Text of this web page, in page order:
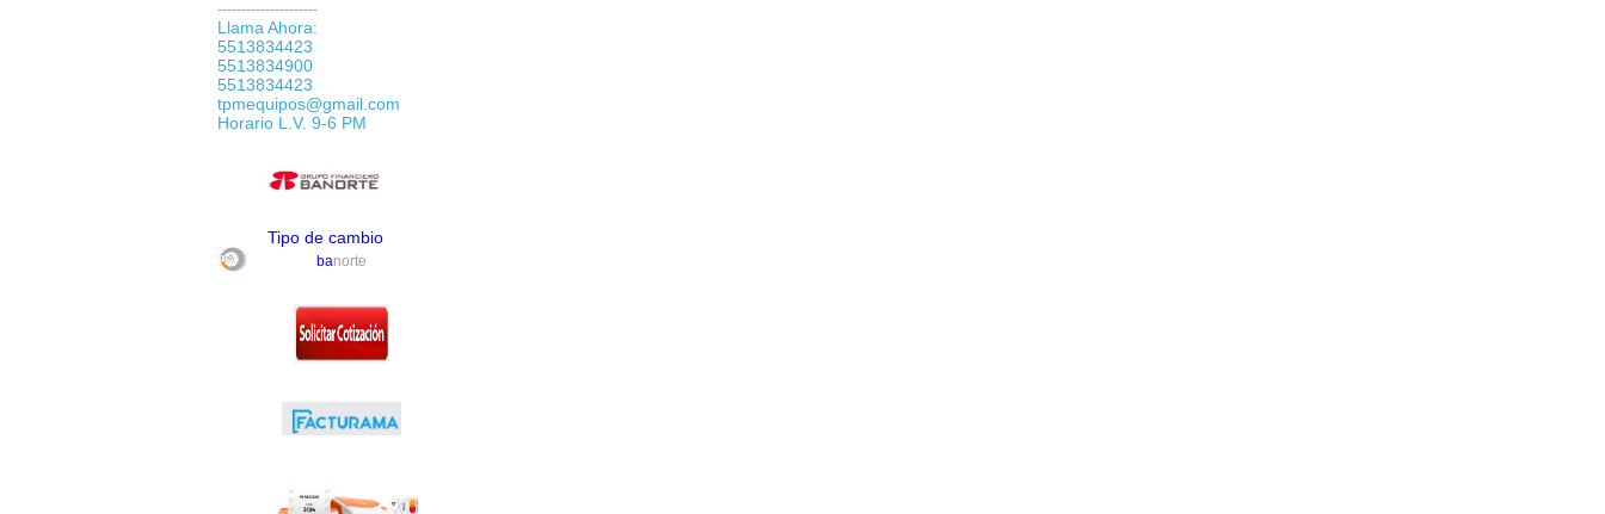
---------------------
Llama Ahora:
5513834423
5513834900
5513834423
tpmequipos@gmail.com
Horario L.V. 9-6 PM
Tipo de cambio
banorte